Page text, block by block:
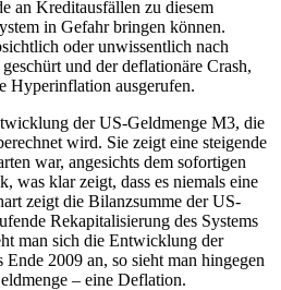
an Kreditausfällen zu diesem
in Gefahr bringen können.
oder unwissentlich nach
und der deflationäre Crash,
Hyperinflation ausgerufen.
der US-Geldmenge M3, die
wird. Sie zeigt eine steigende
war, angesichts dem sofortigen
was klar zeigt, dass es niemals eine
zeigt die Bilanzsumme der US-
Rekapitalisierung des Systems
man sich die Entwicklung der
2009 an, so sieht man hingegen
– eine Deflation.